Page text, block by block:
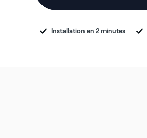
Installation en 2 minutes